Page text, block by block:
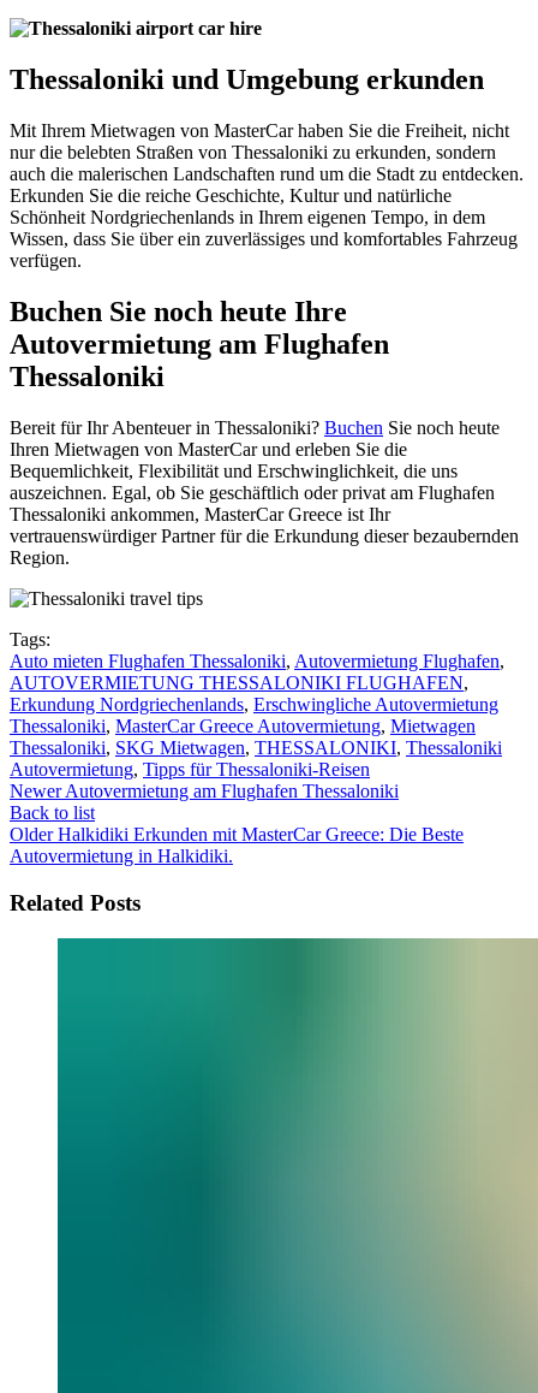
Thessaloniki und Umgebung erkunden
Mit Ihrem Mietwagen von MasterCar haben Sie die Freiheit, nicht
nur die belebten Straßen von Thessaloniki zu erkunden, sondern
auch die malerischen Landschaften rund um die Stadt zu entdecken.
Erkunden Sie die reiche Geschichte, Kultur und natürliche
Schönheit Nordgriechenlands in Ihrem eigenen Tempo, in dem
Wissen, dass Sie über ein zuverlässiges und komfortables Fahrzeug
verfügen.
Buchen Sie noch heute Ihre
Autovermietung am Flughafen
Thessaloniki
Bereit für Ihr Abenteuer in Thessaloniki? Buchen Sie noch heute
Ihren Mietwagen von MasterCar und erleben Sie die
Bequemlichkeit, Flexibilität und Erschwinglichkeit, die uns
auszeichnen. Egal, ob Sie geschäftlich oder privat am Flughafen
Thessaloniki ankommen, MasterCar Greece ist Ihr
vertrauenswürdiger Partner für die Erkundung dieser bezaubernden
Region.
Tags:
Auto mieten Flughafen Thessaloniki, Autovermietung Flughafen,
AUTOVERMIETUNG THESSALONIKI FLUGHAFEN,
Erkundung Nordgriechenlands, Erschwingliche Autovermietung
Thessaloniki, MasterCar Greece Autovermietung, Mietwagen
Thessaloniki, SKG Mietwagen, THESSALONIKI, Thessaloniki
Autovermietung, Tipps für Thessaloniki-Reisen
Newer Autovermietung am Flughafen Thessaloniki
Back to list
Older Halkidiki Erkunden mit MasterCar Greece: Die Beste
Autovermietung in Halkidiki.
Related Posts